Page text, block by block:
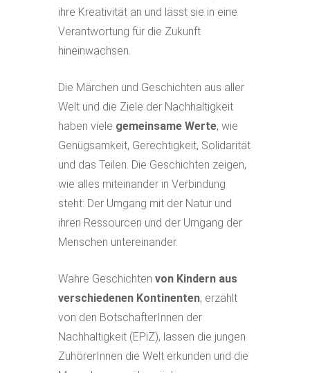
ihre Kreativität an und lässt sie in eine
Verantwortung für die Zukunft
hineinwachsen.
Die Märchen und Geschichten aus aller
Welt und die Ziele der Nachhaltigkeit
haben viele gemeinsame Werte, wie
Genügsamkeit, Gerechtigkeit, Solidarität
und das Teilen. Die Geschichten zeigen,
wie alles miteinander in Verbindung
steht: Der Umgang mit der Natur und
ihren Ressourcen und der Umgang der
Menschen untereinander.
Wahre Geschichten von Kindern aus
verschiedenen Kontinenten, erzählt
von den BotschafterInnen der
Nachhaltigkeit (EPiZ), lassen die jungen
ZuhörerInnen die Welt erkunden und die